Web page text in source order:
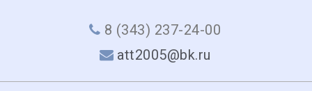
8 (343) 237-24-00
att2005@bk.ru